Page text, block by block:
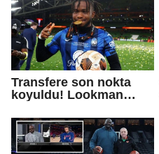
Transfere son nokta
koyuldu! Lookman
açıklandı